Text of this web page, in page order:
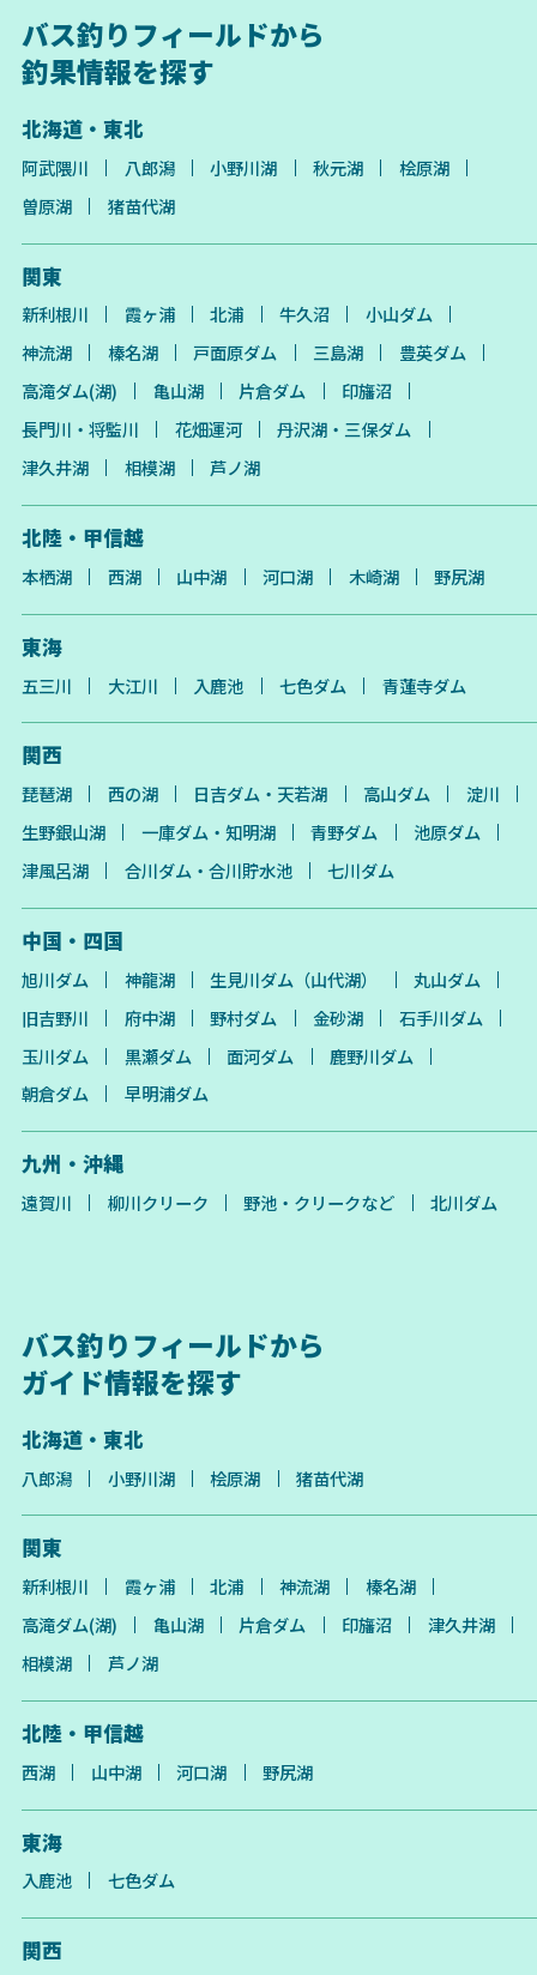
バス釣りフィールドから
釣果情報を探す
北海道・東北
阿武隈川 八郎潟 小野川湖 秋元湖
桧原湖
曽原湖
猪苗代湖
関東
新利根川 霞ヶ浦 北浦 牛久沼
小山ダム
神流湖
榛名湖 戸面原ダム 三島湖
豊英ダム
高滝ダム(湖)
亀山湖 片倉ダム
印旛沼
長門川・将監川
花畑運河
丹沢湖・三保ダム
津久井湖
相模湖 芦ノ湖
北陸・甲信越
本栖湖 西湖 山中湖 河口湖 木崎湖 野尻湖
東海
五三川 大江川 入鹿池 七色ダム 青蓮寺ダム
関西
琵琶湖 西の湖 日吉ダム・天若湖 高山ダム
淀川
生野銀山湖
一庫ダム・知明湖 青野ダム
池原ダム
津風呂湖
合川ダム・合川貯水池 七川ダム
中国・四国
旭川ダム 神龍湖 生見川ダム（山代湖）
丸山ダム
旧吉野川
府中湖 野村ダム 金砂湖
石手川ダム
玉川ダム
黒瀬ダム 面河ダム
鹿野川ダム
朝倉ダム
早明浦ダム
九州・沖縄
遠賀川 柳川クリーク 野池・クリークなど 北川ダム
バス釣りフィールドから
ガイド情報を探す
北海道・東北
八郎潟 小野川湖 桧原湖 猪苗代湖
関東
新利根川 霞ヶ浦 北浦 神流湖
榛名湖
高滝ダム(湖)
亀山湖 片倉ダム 印旛沼
津久井湖
相模湖
芦ノ湖
北陸・甲信越
西湖 山中湖 河口湖 野尻湖
東海
入鹿池 七色ダム
関西